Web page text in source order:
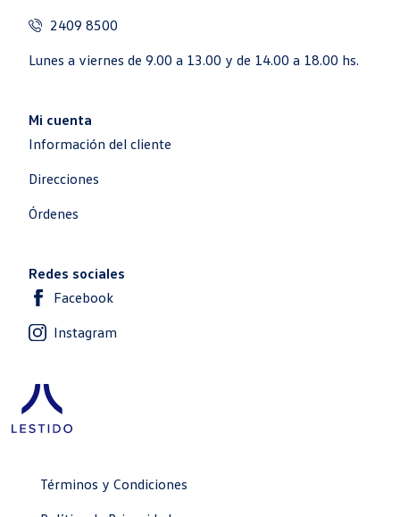
2409 8500
Lunes a viernes de 9.00 a 13.00 y de 14.00 a 18.00 hs.
Mi cuenta
Información del cliente
Direcciones
Órdenes
Redes sociales
Facebook
Instagram
Términos y Condiciones